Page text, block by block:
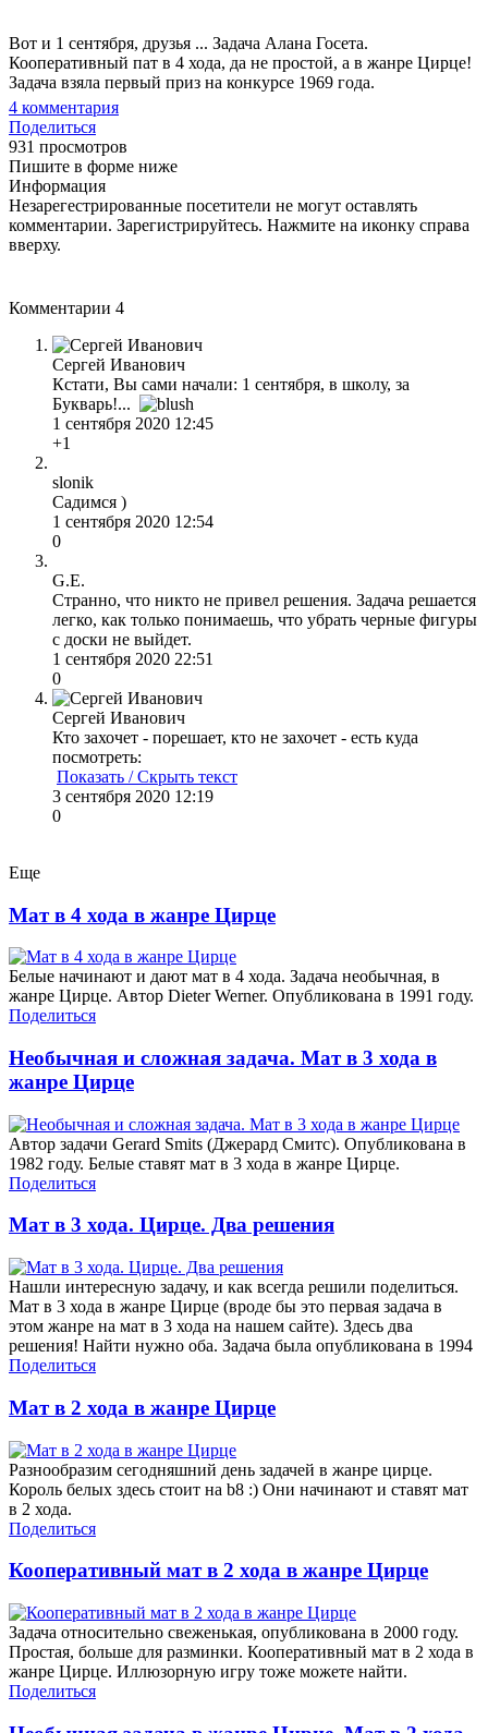
Вот и 1 сентября, друзья ... Задача Алана Госета.
Кооперативный пат в 4 хода, да не простой, а в жанре Цирце!
Задача взяла первый приз на конкурсе 1969 года.
4 комментария
Поделиться
931 просмотров
Пишите в форме ниже
Информация
Незарегестрированные посетители не могут оставлять
комментарии. Зарегистрируйтесь. Нажмите на иконку справа
вверху.
Комментарии 4
Сергей Иванович
Кстати, Вы сами начали: 1 сентября, в школу, за
Букварь!...
1 сентября 2020 12:45
+1
slonik
Садимся )
1 сентября 2020 12:54
0
G.E.
Странно, что никто не привел решения. Задача решается
легко, как только понимаешь, что убрать черные фигуры
с доски не выйдет.
1 сентября 2020 22:51
0
Сергей Иванович
Кто захочет - порешает, кто не захочет - есть куда
посмотреть:
Показать / Скрыть текст
3 сентября 2020 12:19
0
Еще
Мат в 4 хода в жанре Цирце
Белые начинают и дают мат в 4 хода. Задача необычная, в
жанре Цирце. Автор Dieter Werner. Опубликована в 1991 году.
Поделиться
Необычная и сложная задача. Мат в 3 хода в
жанре Цирце
Автор задачи Gerard Smits (Джерард Смитс). Опубликована в
1982 году. Белые ставят мат в 3 хода в жанре Цирце.
Поделиться
Мат в 3 хода. Цирце. Два решения
Нашли интересную задачу, и как всегда решили поделиться.
Мат в 3 хода в жанре Цирце (вроде бы это первая задача в
этом жанре на мат в 3 хода на нашем сайте). Здесь два
решения! Найти нужно оба. Задача была опубликована в 1994
Поделиться
Мат в 2 хода в жанре Цирце
Разнообразим сегодняшний день задачей в жанре цирце.
Король белых здесь стоит на b8 :) Они начинают и ставят мат
в 2 хода.
Поделиться
Кооперативный мат в 2 хода в жанре Цирце
Задача относительно свеженькая, опубликована в 2000 году.
Простая, больше для разминки. Кооперативный мат в 2 хода в
жанре Цирце. Иллюзорную игру тоже можете найти.
Поделиться